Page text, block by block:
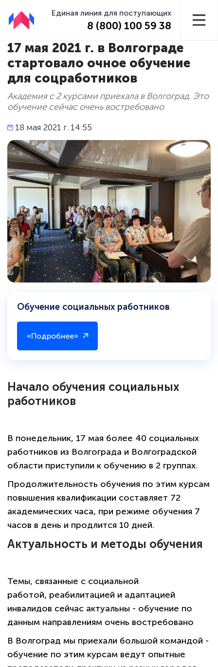
Единая линия для поступающих
8 (800) 100 59 38
17 мая 2021 г. в Волгограде
стартовало очное обучение
для соцработников
Академия с 2 курсами приехала в Волгоград. Это
обучение сейчас очень востребовано
18 мая 2021 г. 14:55
Обучение социальных работников
«Подробнее»
Начало обучения социальных
работников
В понедельник, 17 мая более 40 социальных
работников из Волгограда и Волгоградской
области приступили к обучению в 2 группах.
Продолжительность обучения по этим курсам
повышения квалификации составляет 72
академических часа, при режиме обучения 7
часов в день и продлится 10 дней.
Актуальность и методы обучения
Темы, связанные с социальной
работой, реабилитацией и адаптацией
инвалидов сейчас актуальны - обучение по
данным направлениям очень востребовано
В Волгоград мы приехали большой командой -
обучение по этим курсам ведут опытные